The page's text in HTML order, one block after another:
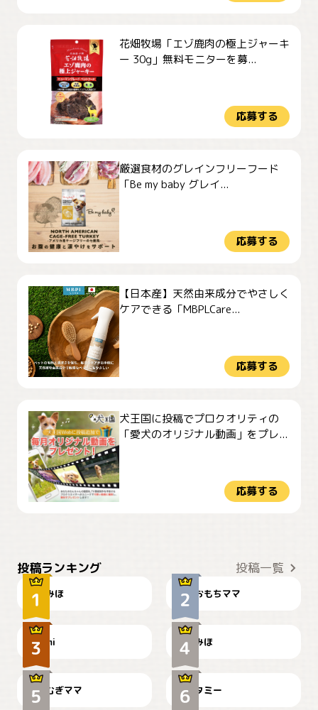
花畑牧場「エゾ鹿肉の極上ジャーキ
ー 30g」無料モニターを募...
応募する
厳選食材のグレインフリーフード
「Be my baby グレイ...
応募する
【日本産】天然由来成分でやさしく
ケアできる「MBPLCare...
応募する
犬王国に投稿でプロクオリティの
「愛犬のオリジナル動画」をプレ...
応募する
投稿ランキング 投稿一覧
みほ おもちママ
可愛い？
mi
見てるぞぉ
みほ
🌻とむぎ！
むぎママ
ドーベルマンのお友達邸に
て
タミー